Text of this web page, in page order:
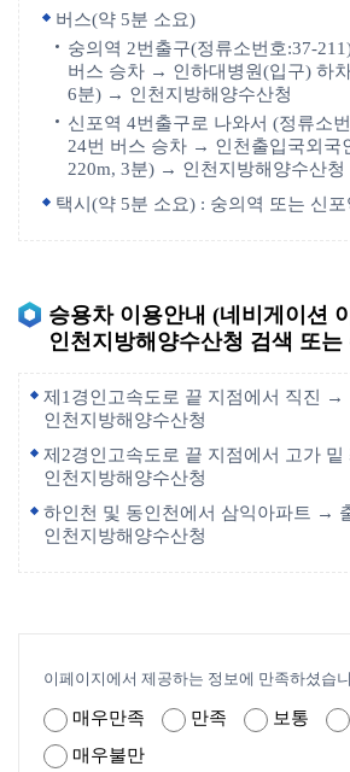
버스(약 5분 소요)
숭의역 2번출구(정류소번호:37-
버스 승차 → 인하대병원(입구) 하
6분) → 인천지방해양수산청
신포역 4번출구로 나와서 (정류소
24번 버스 승차 → 인천출입국외
220m, 3분) → 인천지방해양수산청
택시(약 5분 소요) : 숭의역 또는 신
승용차 이용안내 (네비게이션
인천지방해양수산청 검색 또는
제1경인고속도로 끝 지점에서 직진 →
인천지방해양수산청
제2경인고속도로 끝 지점에서 고가
인천지방해양수산청
하인천 및 동인천에서 삼익아파트 →
인천지방해양수산청
이페이지에서 제공하는 정보에 만족하셨습
매우만족 만족 보통
매우불만